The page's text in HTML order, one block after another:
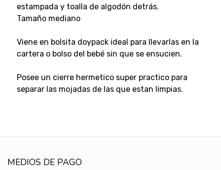
estampada y toalla de algodón detrás.
Tamaño mediano
Viene en bolsita doypack ideal para llevarlas en la
cartera o bolso del bebé sin que se ensucien.
Posee un cierre hermetico super practico para
separar las mojadas de las que estan limpias.
MEDIOS DE PAGO